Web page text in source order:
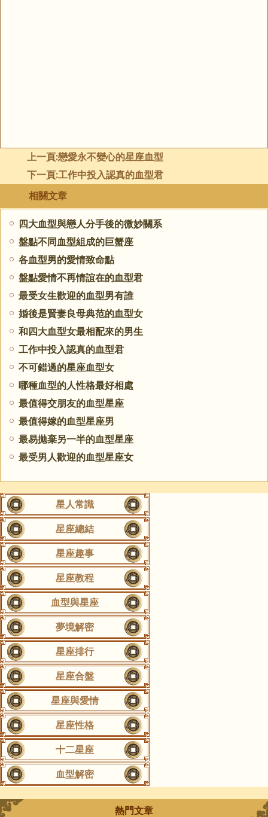
上一頁:戀愛永不變心的星座血型
下一頁:工作中投入認真的血型君
相關文章
四大血型與戀人分手後的微妙關系
盤點不同血型組成的巨蟹座
各血型男的愛情致命點
盤點愛情不再情誼在的血型君
最受女生歡迎的血型男有誰
婚後是賢妻良母典范的血型女
和四大血型女最相配來的男生
工作中投入認真的血型君
不可錯過的星座血型女
哪種血型的人性格最好相處
最值得交朋友的血型星座
最值得嫁的血型星座男
最易拋棄另一半的血型星座
最受男人歡迎的血型星座女
星人常識
星座總結
星座趣事
星座教程
血型與星座
夢境解密
星座排行
星座合盤
星座與愛情
星座性格
十二星座
血型解密
熱門文章